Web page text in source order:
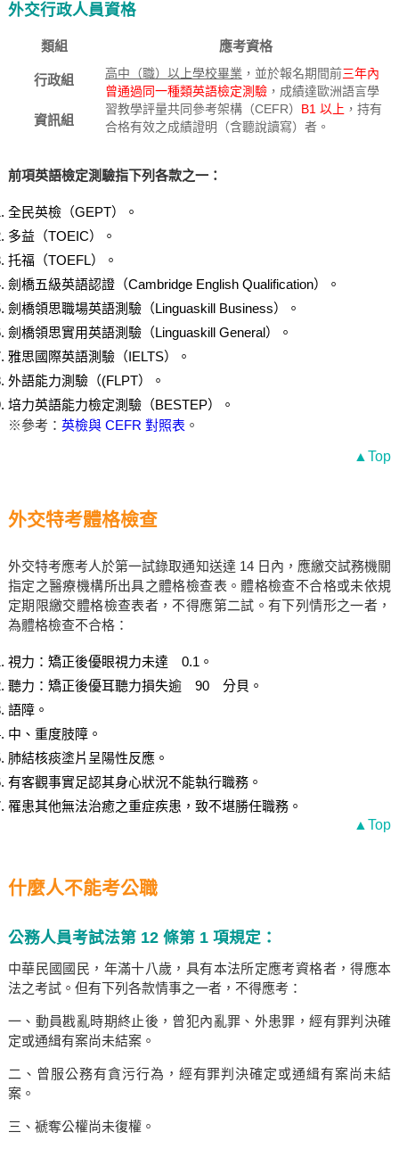
外交行政人員資格
類組 應考資格
行政組 高中（職）以上學校畢業 ，並於報名期間前三年內
曾通過同一種類英語檢定測驗，成績達歐洲語言學
習教學評量共同參考架構（CEFR） B1 以上 ，持有
合格有效之成績證明（含聽說讀寫）者。
資訊組
前項英語檢定測驗指下列各款之一：
全民英檢（GEPT）。
多益（TOEIC）。
托福（TOEFL）。
劍橋五級英語認證（Cambridge English Qualification）。
劍橋領思職場英語測驗（Linguaskill Business）。
劍橋領思實用英語測驗（Linguaskill General）。
雅思國際英語測驗（IELTS）。
外語能力測驗（(FLPT）。
培力英語能力檢定測驗（BESTEP）。
※參考： 英檢與 CEFR 對照表 。
▲Top
外交特考體格檢查
外交特考應考人於第一試錄取通知送達 14 日內，應繳交試務機關
指定之醫療機構所出具之體格檢查表。體格檢查不合格或未依規
定期限繳交體格檢查表者，不得應第二試。有下列情形之一者，
為體格檢查不合格：
視力：矯正後優眼視力未達 0.1。
聽力：矯正後優耳聽力損失逾 90 分貝。
語障。
中、重度肢障。
肺結核痰塗片呈陽性反應。
有客觀事實足認其身心狀況不能執行職務。
罹患其他無法治癒之重症疾患，致不堪勝任職務。
▲Top
什麼人不能考公職
公務人員考試法第 12 條第 1 項規定：
中華民國國民，年滿十八歲，具有本法所定應考資格者，得應本
法之考試。但有下列各款情事之一者，不得應考：
一、動員戡亂時期終止後，曾犯內亂罪、外患罪，經有罪判決確
定或通緝有案尚未結案。
二、曾服公務有貪污行為，經有罪判決確定或通緝有案尚未結
案。
三、褫奪公權尚未復權。